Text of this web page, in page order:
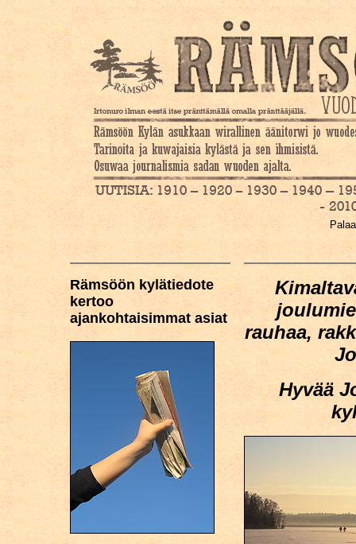
Rämsöön kylätiedote
kertoo
ajankohtaisimmat asiat
rauhaa,
Hyvää